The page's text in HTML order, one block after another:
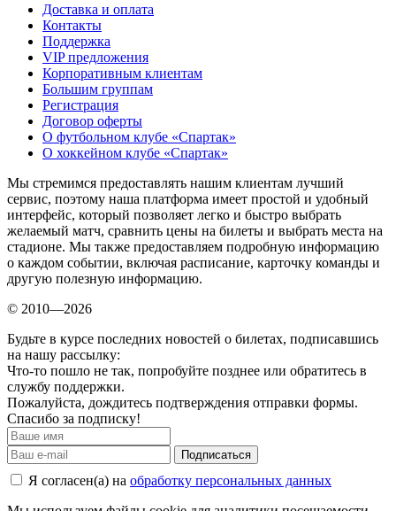
Доставка и оплата
Контакты
Поддержка
VIP предложения
Корпоративным клиентам
Большим группам
Регистрация
Договор оферты
О футбольном клубе «Спартак»
О хоккейном клубе «Спартак»
Мы стремимся предоставлять нашим клиентам лучший
сервис, поэтому наша платформа имеет простой и удобный
интерфейс, который позволяет легко и быстро выбрать
желаемый матч, сравнить цены на билеты и выбрать места на
стадионе. Мы также предоставляем подробную информацию
о каждом событии, включая расписание, карточку команды и
другую полезную информацию.
© 2010—2026
Будьте в курсе последних новостей о билетах, подписавшись
на нашу рассылку:
Что-то пошло не так, попробуйте позднее или обратитесь в
службу поддержки.
Пожалуйста, дождитесь подтверждения отправки формы.
Спасибо за подписку!
Подписаться
Я согласен(а) на обработку персональных данных